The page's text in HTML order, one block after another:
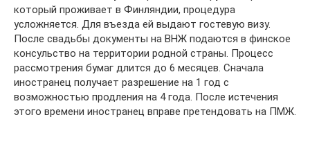
который проживает в Финляндии, процедура
усложняется. Для въезда ей выдают гостевую визу.
После свадьбы документы на ВНЖ подаются в финское
консульство на территории родной страны. Процесс
рассмотрения бумаг длится до 6 месяцев. Сначала
иностранец получает разрешение на 1 год с
возможностью продления на 4 года. После истечения
этого времени иностранец вправе претендовать на ПМЖ.